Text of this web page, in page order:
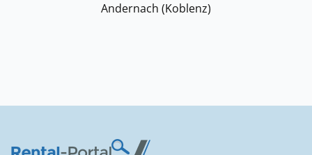
Andernach (Koblenz)